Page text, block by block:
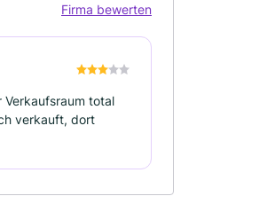
Firma bewerten
Verkaufsraum total
verkauft, dort